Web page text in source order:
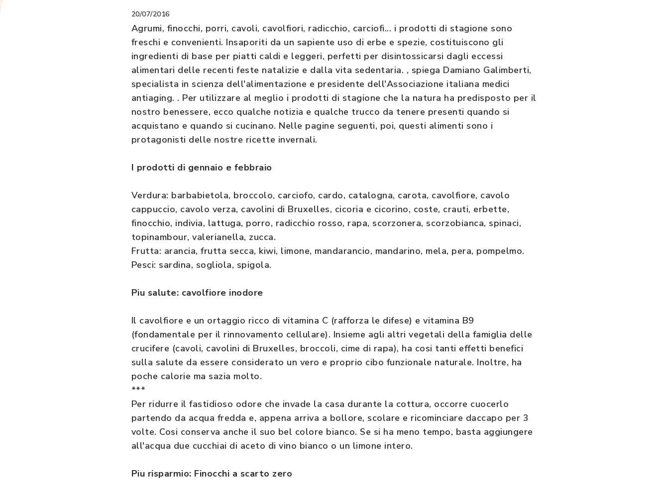
20/07/2016
Agrumi, finocchi, porri, cavoli, cavolfiori, radicchio, carciofi... i prodotti di stagione sono
freschi e convenienti. Insaporiti da un sapiente uso di erbe e spezie, costituiscono gli
ingredienti di base per piatti caldi e leggeri, perfetti per disintossicarsi dagli eccessi
alimentari delle recenti feste natalizie e dalla vita sedentaria. , spiega Damiano Galimberti,
specialista in scienza dell'alimentazione e presidente dell'Associazione italiana medici
antiaging. . Per utilizzare al meglio i prodotti di stagione che la natura ha predisposto per il
nostro benessere, ecco qualche notizia e qualche trucco da tenere presenti quando si
acquistano e quando si cucinano. Nelle pagine seguenti, poi, questi alimenti sono i
protagonisti delle nostre ricette invernali.
I prodotti di gennaio e febbraio
Verdura: barbabietola, broccolo, carciofo, cardo, catalogna, carota, cavolfiore, cavolo
cappuccio, cavolo verza, cavolini di Bruxelles, cicoria e cicorino, coste, crauti, erbette,
finocchio, indivia, lattuga, porro, radicchio rosso, rapa, scorzonera, scorzobianca, spinaci,
topinambour, valerianella, zucca.
Frutta: arancia, frutta secca, kiwi, limone, mandarancio, mandarino, mela, pera, pompelmo.
Pesci: sardina, sogliola, spigola.
Piu salute: cavolfiore inodore
Il cavolfiore e un ortaggio ricco di vitamina C (rafforza le difese) e vitamina B9
(fondamentale per il rinnovamento cellulare). Insieme agli altri vegetali della famiglia delle
crucifere (cavoli, cavolini di Bruxelles, broccoli, cime di rapa), ha cosi tanti effetti benefici
sulla salute da essere considerato un vero e proprio cibo funzionale naturale. Inoltre, ha
poche calorie ma sazia molto.
***
Per ridurre il fastidioso odore che invade la casa durante la cottura, occorre cuocerlo
partendo da acqua fredda e, appena arriva a bollore, scolare e ricominciare daccapo per 3
volte. Cosi conserva anche il suo bel colore bianco. Se si ha meno tempo, basta aggiungere
all'acqua due cucchiai di aceto di vino bianco o un limone intero.
Piu risparmio: Finocchi a scarto zero